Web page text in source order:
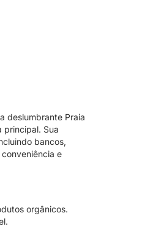
deslumbrante Praia
principal. Sua
bancos,
e
orgânicos.